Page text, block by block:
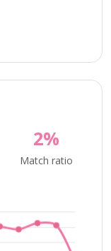
2%
Match ratio